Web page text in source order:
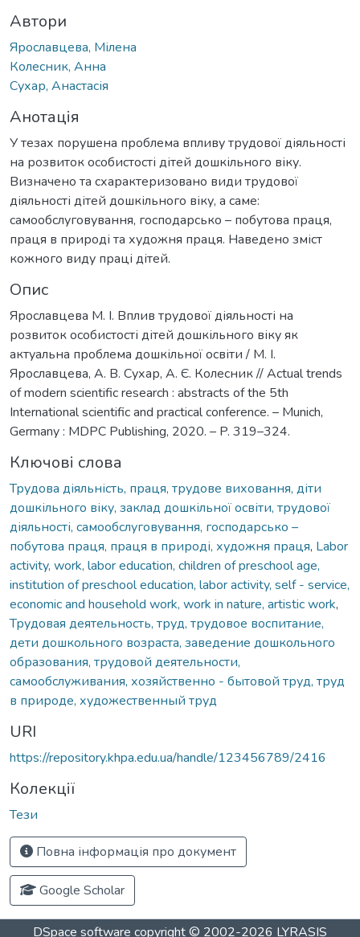
Автори
Ярославцева, Мілена
Колесник, Анна
Сухар, Анастасія
Анотація
У тезах порушена проблема впливу трудової діяльності
на розвиток особистості дітей дошкільного віку.
Визначено та схарактеризовано види трудової
діяльності дітей дошкільного віку, а саме:
самообслуговування, господарсько – побутова праця,
праця в природі та художня праця. Наведено зміст
кожного виду праці дітей.
Опис
Ярославцева М. І. Вплив трудової діяльності на
розвиток особистості дітей дошкільного віку як
актуальна проблема дошкільної освіти / М. І.
Ярославцева, А. В. Сухар, А. Є. Колесник // Actual trends
of modern scientific research : abstracts of the 5th
International scientific and practical conference. – Munich,
Germany : MDPC Publishing, 2020. – P. 319–324.
Ключові слова
Трудова діяльність, праця, трудове виховання, діти
дошкільного віку, заклад дошкільної освіти, трудової
діяльності, самообслуговування, господарсько –
побутова праця, праця в природі, художня праця, Labor
activity, work, labor education, children of preschool age,
institution of preschool education, labor activity, self - service,
economic and household work, work in nature, artistic work,
Трудовая деятельность, труд, трудовое воспитание,
дети дошкольного возраста, заведение дошкольного
образования, трудовой деятельности,
самообслуживания, хозяйственно - бытовой труд, труд
в природе, художественный труд
URI
https://repository.khpa.edu.ua/handle/123456789/2416
Колекції
Тези
Повна інформація про документ
Google Scholar
DSpace software copyright © 2002-2026 LYRASIS